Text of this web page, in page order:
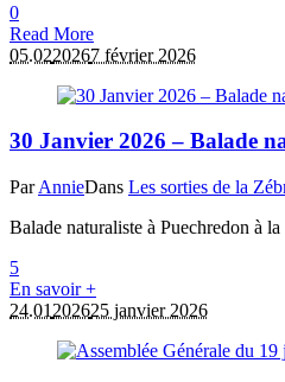
0
Read More
05.0220267 février 2026
30 Janvier 2026 – Balade
ParAnnieDans Les sorties de la
Balade naturaliste à Puechredon à
5
En savoir +
24.01 202625 janvier 2026